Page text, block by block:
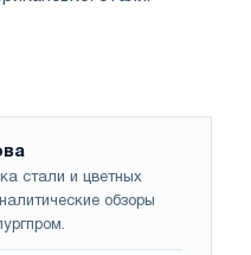
стали и цветных
обзоры